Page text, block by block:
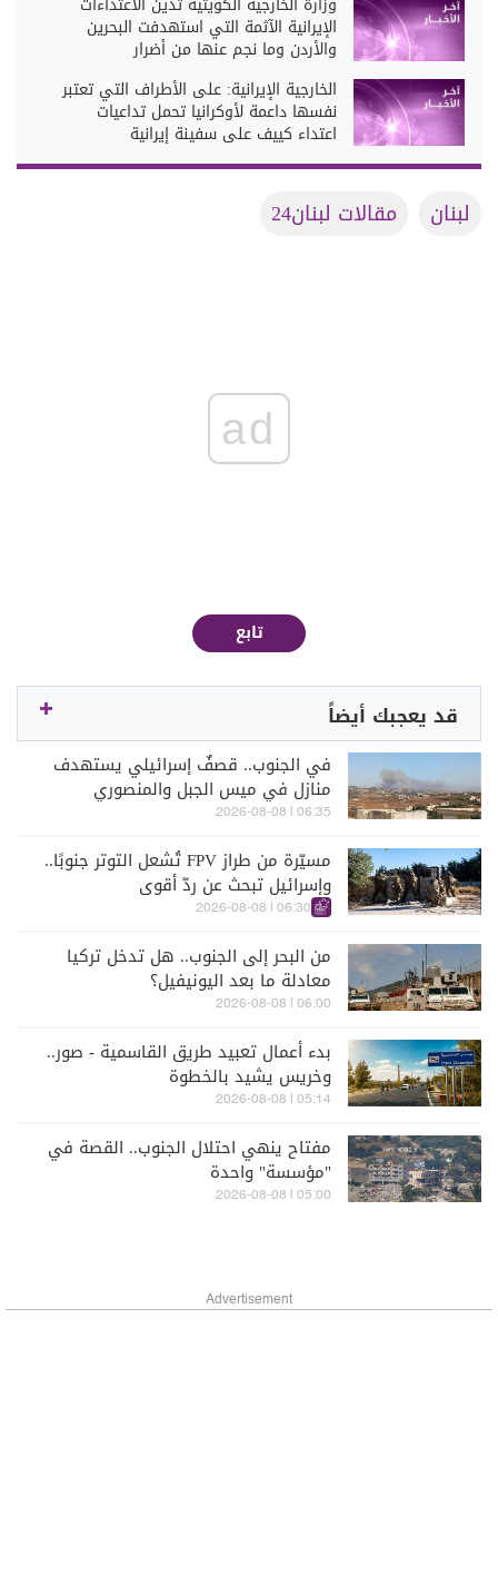
الإيرانية الآثمة التي استهدفت البحرين
والأردن وما نجم عنها من أضرار
الخارجية الإيرانية: على الأطراف التي تعتبر
نفسها داعمة لأوكرانيا تحمل تداعيات
اعتداء كييف على سفينة إيرانية
لبنان مقالات لبنان24
ad
تابع
قد يعجبك أيضاً
في الجنوب.. قصفٌ إسرائيلي يستهدف
منازل في ميس الجبل والمنصوري
06:35 | 2026-08-08
مسيّرة من طراز FPV تُشعل التوتر جنوبًا..
وإسرائيل تبحث عن ردّ أقوى
06:30 | 2026-08-08
من البحر إلى الجنوب.. هل تدخل تركيا
معادلة ما بعد اليونيفيل؟
06:00 | 2026-08-08
بدء أعمال تعبيد طريق القاسمية - صور..
وخريس يشيد بالخطوة
05:14 | 2026-08-08
مفتاح ينهي احتلال الجنوب.. القصة في
"مؤسسة" واحدة
05:00 | 2026-08-08
Advertisement